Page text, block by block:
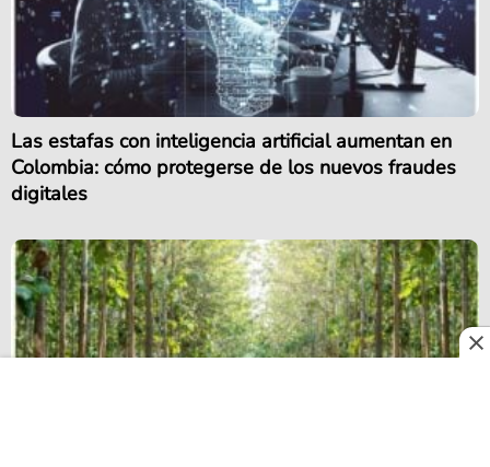
Las estafas con inteligencia artificial aumentan en
Colombia: cómo protegerse de los nuevos fraudes
digitales